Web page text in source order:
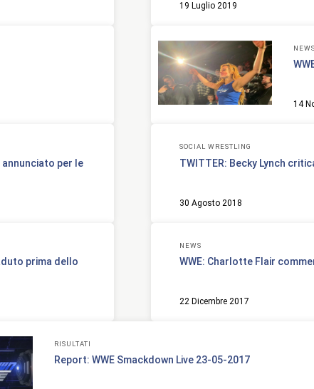
19 Luglio 2019
NEWS
14
annunciato per le
SOCIAL WRESTLING
TWITTER: Becky Lynch
30 Agosto 2018
prima dello
NEWS
WWE: Charlotte Flair
22 Dicembre 2017
RISULTATI
Report: WWE Smackdown Live 23-05-2017